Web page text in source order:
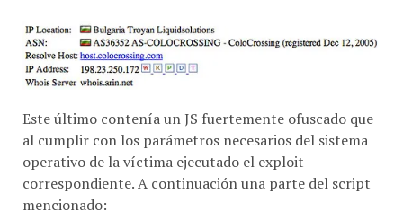
Este último contenía un JS fuertemente ofuscado que
al cumplir con los parámetros necesarios del sistema
operativo de la víctima ejecutado el exploit
correspondiente. A continuación una parte del script
mencionado: